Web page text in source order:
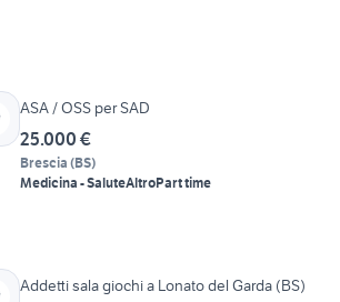
ASA / OSS per SAD
25.000 €
Brescia (BS)
Medicina - SaluteAltroPart time
Addetti sala giochi a Lonato del Garda (BS)